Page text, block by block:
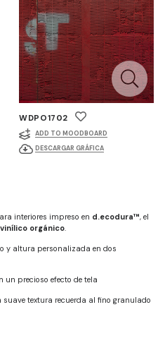
WDPO1702
ADD TO MOODBOARD
DESCARGAR GRÁFICA
interiores impreso en d.ecodura™, el
orgánico.
y altura personalizada en dos
un precioso efecto de tela
suave textura recuerda al fino granulado